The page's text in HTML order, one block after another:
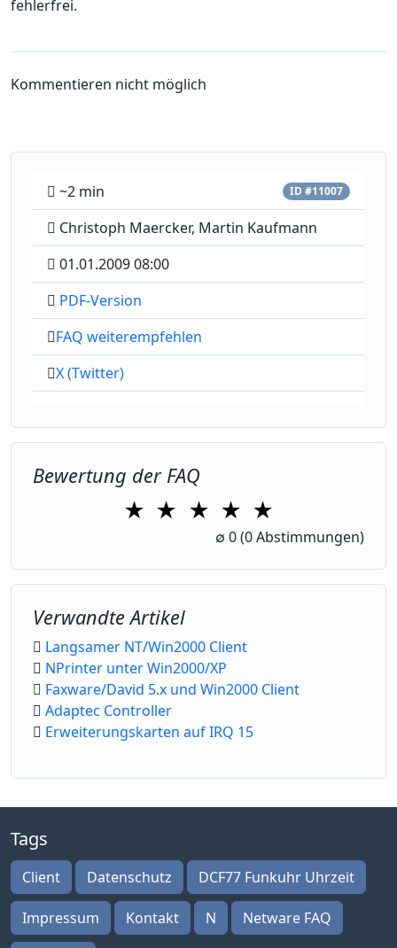
fehlerfrei.
Kommentieren nicht möglich
~2 min ID #11007
Christoph Maercker, Martin Kaufmann
01.01.2009 08:00
PDF-Version
FAQ weiterempfehlen
X (Twitter)
Bewertung der FAQ
★ ★
2 Stars
★
3 Stars
★
4 Stars
★
5 Stars
∅ 0(0 Abstimmungen)
Verwandte Artikel
Langsamer NT/Win2000 Client
NPrinter unter Win2000/XP
Faxware/David 5.x und Win2000 Client
Adaptec Controller
Erweiterungskarten auf IRQ 15
Tags
Client Datenschutz DCF77 Funkuhr Uhrzeit
Impressum Kontakt N Netware FAQ